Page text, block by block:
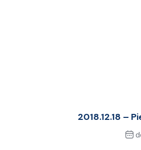
2018.12.18 –